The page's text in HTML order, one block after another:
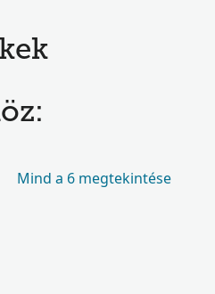
Mind a 6 megtekintése